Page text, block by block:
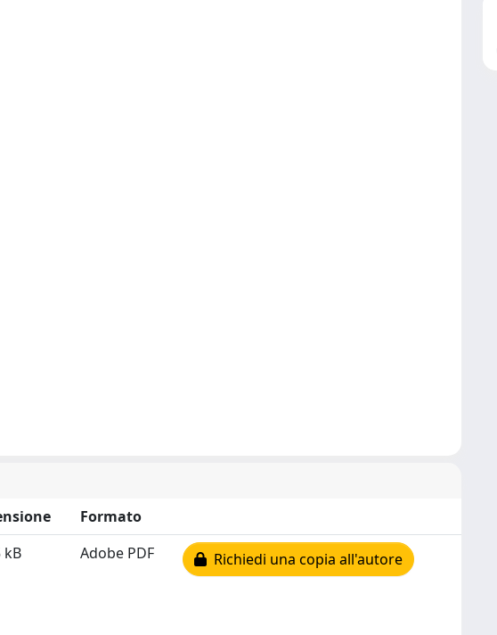
Formato
kB Adobe PDF Richiedi una copia all'autore